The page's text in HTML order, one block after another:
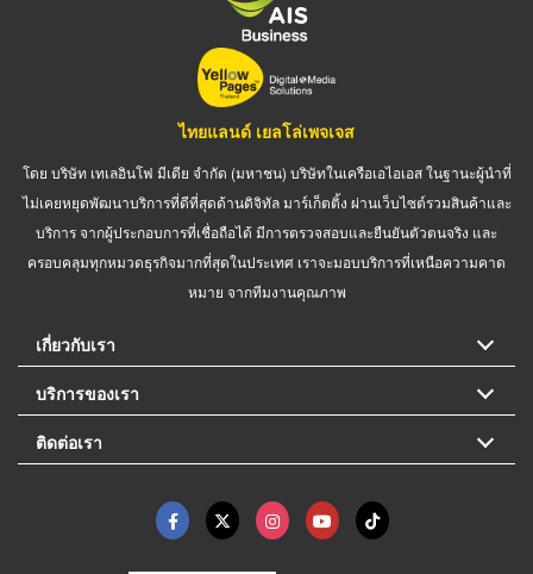
ไทยแลนด์ เยลโล่เพจเจส
โดย บริษัท เทเลอินโฟ มีเดีย จำกัด (มหาชน) บริษัทในเครือเอไอเอส ในฐานะผู้นำที่
ไม่เคยหยุดพัฒนาบริการที่ดีที่สุดด้านดิจิทัล มาร์เก็ตติ้ง ผ่านเว็บไซต์รวมสินค้าและ
บริการ จากผู้ประกอบการที่เชื่อถือได้ มีการตรวจสอบและยืนยันตัวตนจริง และ
ครอบคลุมทุกหมวดธุรกิจมากที่สุดในประเทศ เราจะมอบบริการที่เหนือความคาด
หมาย จากทีมงานคุณภาพ
เกี่ยวกับเรา
บริการของเรา
ติดต่อเรา